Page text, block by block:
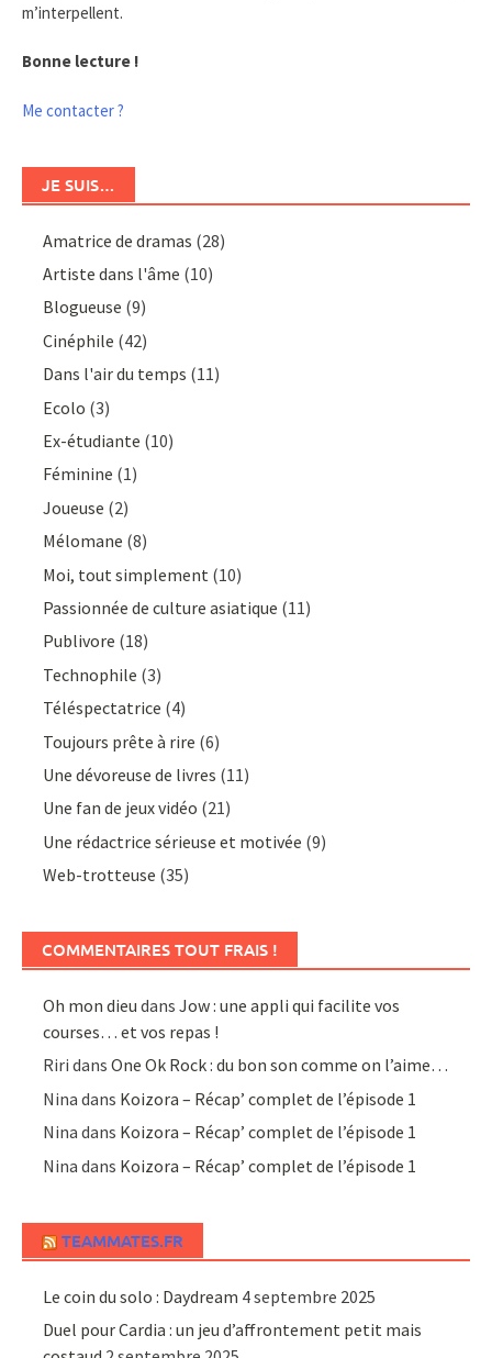
m’interpellent.
Bonne lecture !
Me contacter ?
JE SUIS…
Amatrice de dramas (28)
Artiste dans l'âme (10)
Blogueuse (9)
Cinéphile (42)
Dans l'air du temps (11)
Ecolo (3)
Ex-étudiante (10)
Féminine (1)
Joueuse (2)
Mélomane (8)
Moi, tout simplement (10)
Passionnée de culture asiatique (11)
Publivore (18)
Technophile (3)
Téléspectatrice (4)
Toujours prête à rire (6)
Une dévoreuse de livres (11)
Une fan de jeux vidéo (21)
Une rédactrice sérieuse et motivée (9)
Web-trotteuse (35)
COMMENTAIRES TOUT FRAIS !
Oh mon dieu dansJow : une appli qui facilite vos
courses… et vos repas !
Riri dansOne Ok Rock : du bon son comme on l’aime…
Nina dans Koizora – Récap’ complet de l’épisode 1
Nina dans Koizora – Récap’ complet de l’épisode 1
Nina dans Koizora – Récap’ complet de l’épisode 1
TEAMMATES.FR
Le coin du solo : Daydream 4 septembre 2025
Duel pour Cardia : un jeu d’affrontement petit mais